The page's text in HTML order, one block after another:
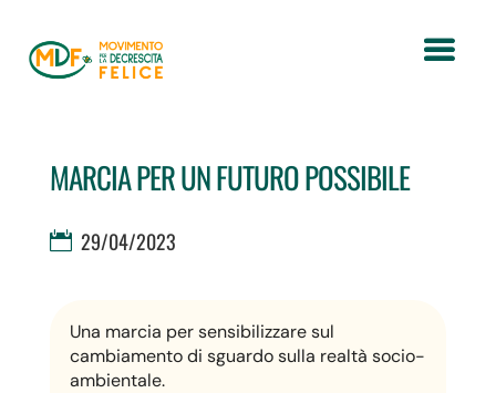
MARCIA PER UN FUTURO POSSIBILE
29/04/2023
Una marcia per sensibilizzare sul
cambiamento di sguardo sulla realtà socio-
ambientale.